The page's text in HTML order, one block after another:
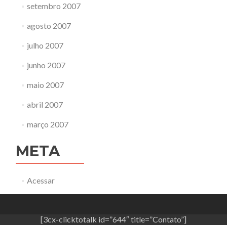
setembro 2007
agosto 2007
julho 2007
junho 2007
maio 2007
abril 2007
março 2007
META
Acessar
[3cx-clicktotalk id=”644″ title=”Contato”]